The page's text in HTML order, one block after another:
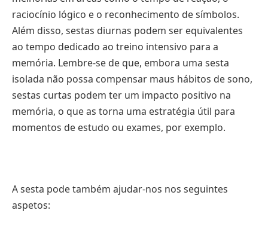
raciocínio lógico e o reconhecimento de símbolos.
Além disso, sestas diurnas podem ser equivalentes
ao tempo dedicado ao treino intensivo para a
memória. Lembre-se de que, embora uma sesta
isolada não possa compensar maus hábitos de sono,
sestas curtas podem ter um impacto positivo na
memória, o que as torna uma estratégia útil para
momentos de estudo ou exames, por exemplo.
A sesta pode também ajudar-nos nos seguintes
aspetos: